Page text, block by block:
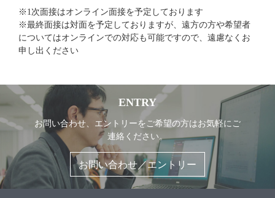
※1次面接はオンライン面接を予定しております
※最終面接は対面を予定しておりますが、遠方の方や希望者
についてはオンラインでの対応も可能ですので、遠慮なくお
申し出ください
ENTRY
お問い合わせ、エントリーをご希望の方はお気軽にご
連絡ください。
お問い合わせ／エントリー